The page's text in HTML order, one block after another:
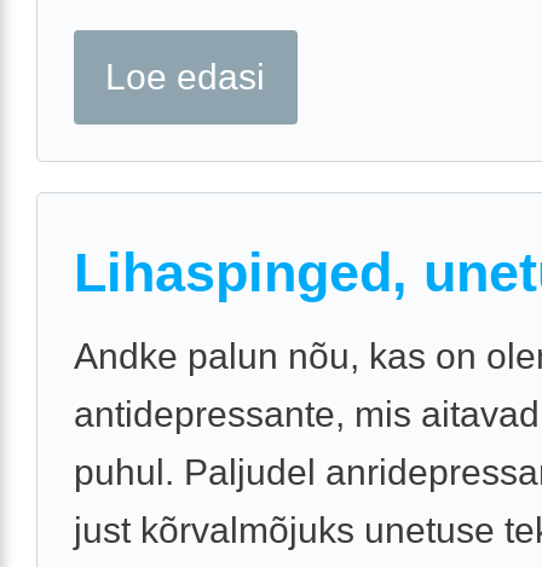
Loe edasi
Lihaspinged,
Andke palun nõu, kas on
antidepressante, mis
puhul. Paljudel
just kõrvalmõjuks unetuse